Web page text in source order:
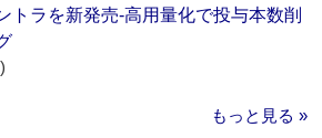
トラを新発売‐高用量化で投与本数削
もっと見る »